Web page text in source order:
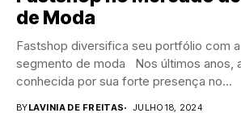
de Moda
Fastshop diversifica seu portfólio com
segmento de moda Nos últimos anos,
conhecida por sua forte presença no...
BYLAVINIA DE FREITAS JULHO 18, 2024